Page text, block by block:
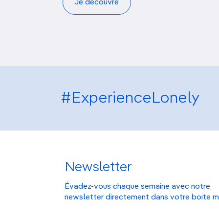
Je découvre
#ExperienceLonely
Newsletter
Évadez-vous chaque semaine avec notre
newsletter directement dans votre boite